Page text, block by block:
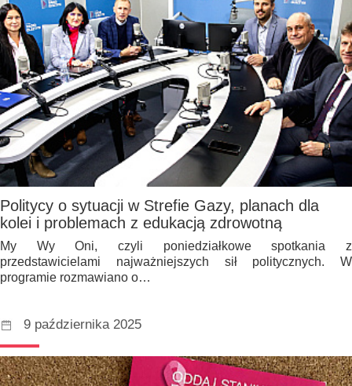
Politycy o sytuacji w Strefie Gazy, planach dla
kolei i problemach z edukacją zdrowotną
My Wy Oni, czyli poniedziałkowe spotkania z
przedstawicielami najważniejszych sił politycznych. W
programie rozmawiano o…
9 października 2025